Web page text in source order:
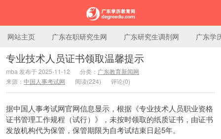
广东学历教育网
网站主页 广东在职研究生网 广东研究生调剂网 广东学
专业技术人员证书领取温馨提示
mba 发布于 2025-11-12 分类： 广东教育新闻网
来源： 中国人事考试网 阅读(224) 评论(0)
据中国人事考试网官网信息显示，根据《专业技术人员职业资格
证书管理工作规程（试行）》，未按时领取的纸质证书，由证书
发放机构代为保管，保管期限为自考试结束日起5年。